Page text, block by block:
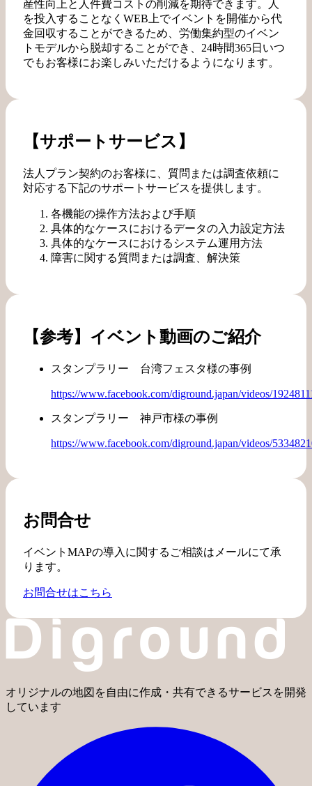
産性向上と人件費コストの削減を期待できます。人
を投入することなくWEB上でイベントを開催から代
金回収することができるため、労働集約型のイベン
トモデルから脱却することができ、24時間365日いつ
でもお客様にお楽しみいただけるようになります。
【サポートサービス】
法人プラン契約のお客様に、質問または調査依頼に
対応する下記のサポートサービスを提供します。
各機能の操作方法および手順
具体的なケースにおけるデータの入力設定方法
具体的なケースにおけるシステム運用方法
障害に関する質問または調査、解決策
【参考】イベント動画のご紹介
スタンプラリー 台湾フェスタ様の事例
https://www.facebook.com/diground.japan/videos/
スタンプラリー 神戸市様の事例
https://www.facebook.com/diground.japan/videos/
お問合せ
イベントMAPの導入に関するご相談はメールにて承
ります。
お問合せはこちら
オリジナルの地図を自由に作成・共有できるサービスを開発
しています